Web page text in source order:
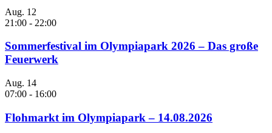
Aug. 12
21:00 - 22:00
Sommerfestival im Olympiapark 2026 – Das große
Feuerwerk
Aug. 14
07:00 - 16:00
Flohmarkt im Olympiapark – 14.08.2026